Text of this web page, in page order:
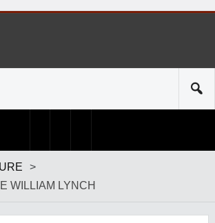
>
WILLIAM LYNCH